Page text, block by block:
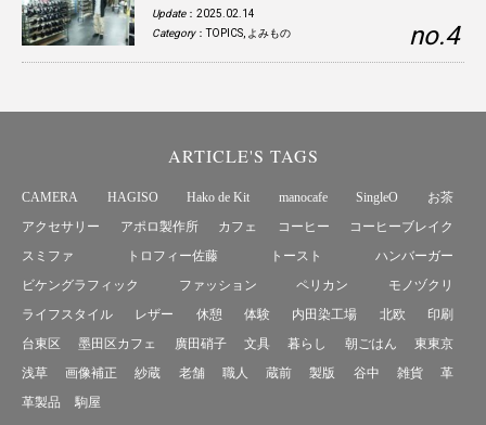
Update：2025.02.14
Category：TOPICS よみもの
ARTICLE'S TAGS
CAMERA HAGISO Hako de Kit manocafe SingleO
お茶
アクセサリー
アポロ製作所 カフェ コーヒー
コーヒーブレイク
スミファ
トロフィー佐藤 トースト
ハンバーガー
ビケングラフィック
ファッション ペリカン
モノヅクリ
ライフスタイル
レザー 休憩 体験 内田染工場 北欧
印刷
台東区
墨田区カフェ 廣田硝子 文具 暮らし 朝ごはん
東東京
浅草
画像補正 紗蔵 老舗 職人 蔵前 製版 谷中 雑貨
革
革製品
駒屋